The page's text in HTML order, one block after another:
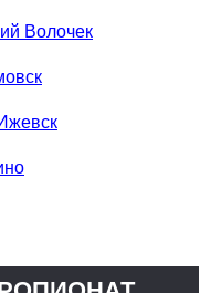
Волочек